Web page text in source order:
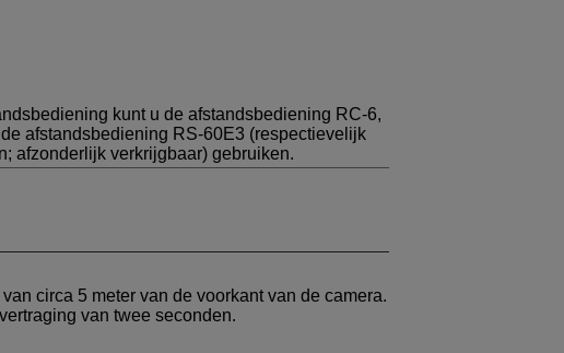
kunt u de afstandsbediening RC-6,
afstandsbediening RS-60E3 (respectievelijk
afzonderlijk verkrijgbaar) gebruiken.
circa 5 meter van de voorkant van de camera.
van twee seconden.